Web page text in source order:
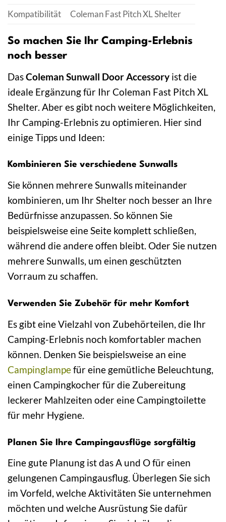
Kompatibilität
Coleman Fast Pitch XL Shelter
So machen Sie Ihr Camping-Erlebnis
noch besser
DasColeman Sunwall Door Accessory ist die
ideale Ergänzung für Ihr Coleman Fast Pitch XL
Shelter. Aber es gibt noch weitere Möglichkeiten,
Ihr Camping-Erlebnis zu optimieren. Hier sind
einige Tipps und Ideen:
Kombinieren Sie verschiedene Sunwalls
Sie können mehrere Sunwalls miteinander
kombinieren, um Ihr Shelter noch besser an Ihre
Bedürfnisse anzupassen. So können Sie
beispielsweise eine Seite komplett schließen,
während die andere offen bleibt. Oder Sie nutzen
mehrere Sunwalls, um einen geschützten
Vorraum zu schaffen.
Verwenden Sie Zubehör für mehr Komfort
Es gibt eine Vielzahl von Zubehörteilen, die Ihr
Camping-Erlebnis noch komfortabler machen
können. Denken Sie beispielsweise an eine
Campinglampefür eine gemütliche Beleuchtung,
einen Campingkocher für die Zubereitung
leckerer Mahlzeiten oder eine Campingtoilette
für mehr Hygiene.
Planen Sie Ihre Campingausflüge sorgfältig
Eine gute Planung ist das A und O für einen
gelungenen Campingausflug. Überlegen Sie sich
im Vorfeld, welche Aktivitäten Sie unternehmen
möchten und welche Ausrüstung Sie dafür